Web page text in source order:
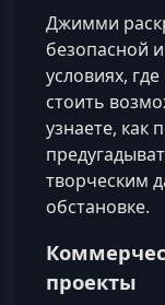
Джимми
безопасной
условиях,
стоить
узнаете, как
творческим
обстановке.
проекты